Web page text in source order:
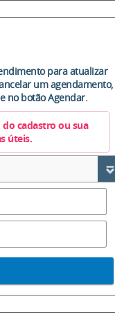
para atualizar
um agendamento,
no botão Agendar.
do cadastro ou sua
úteis.